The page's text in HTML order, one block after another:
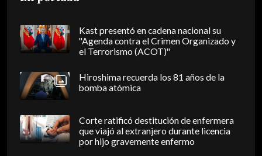
Kast presentó en cadena nacional su
"Agenda contra el Crimen Organizado y
el Terrorismo (ACOT)"
Hiroshima recuerda los 81 años de la
bomba atómica
Corte ratificó destitución de enfermera
que viajó al extranjero durante licencia
por hijo gravemente enfermo